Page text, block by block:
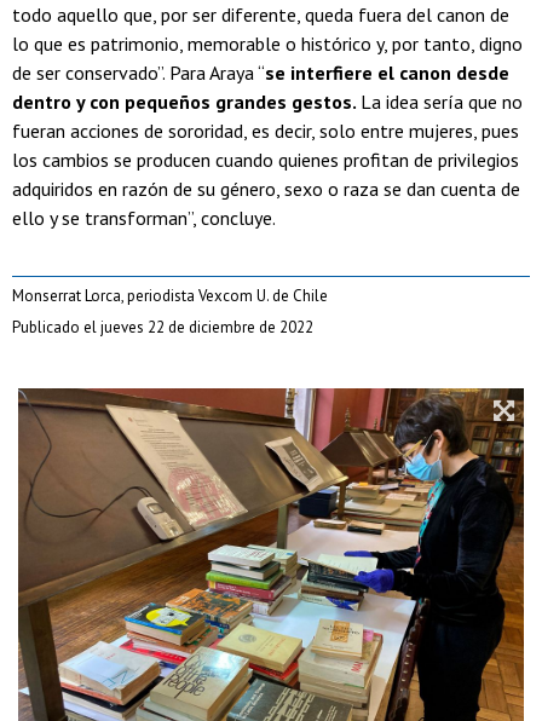
todo aquello que, por ser diferente, queda fuera del canon de
lo que es patrimonio, memorable o histórico y, por tanto, digno
de ser conservado”. Para Araya “se interfiere el canon desde
dentro y con pequeños grandes gestos. La idea sería que no
fueran acciones de sororidad, es decir, solo entre mujeres, pues
los cambios se producen cuando quienes profitan de privilegios
adquiridos en razón de su género, sexo o raza se dan cuenta de
ello y se transforman”, concluye.
Monserrat Lorca, periodista Vexcom U. de Chile
Publicado el jueves 22 de diciembre de 2022